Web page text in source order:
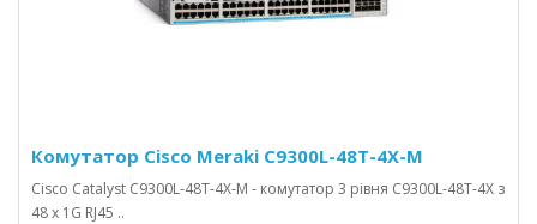
Комутатор Cisco Meraki C9300L-48T-4X-M
Cisco Catalyst C9300L-48T-4X-M - комутатор 3 рівня C9300L-48T-4X з
48 x 1G RJ45 ..